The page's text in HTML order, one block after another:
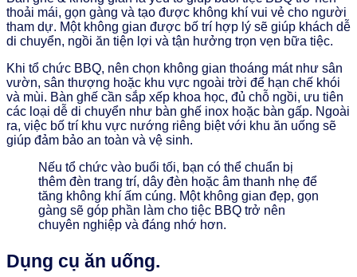
thoải mái, gọn gàng và tạo được không khí vui vẻ cho người
tham dự. Một không gian được bố trí hợp lý sẽ giúp khách dễ
di chuyển, ngồi ăn tiện lợi và tận hưởng trọn vẹn bữa tiệc.
Khi tổ chức BBQ, nên chọn không gian thoáng mát như sân
vườn, sân thượng hoặc khu vực ngoài trời để hạn chế khói
và mùi. Bàn ghế cần sắp xếp khoa học, đủ chỗ ngồi, ưu tiên
các loại dễ di chuyển như bàn ghế inox hoặc bàn gấp. Ngoài
ra, việc bố trí khu vực nướng riêng biệt với khu ăn uống sẽ
giúp đảm bảo an toàn và vệ sinh.
Nếu tổ chức vào buổi tối, bạn có thể chuẩn bị
thêm đèn trang trí, dây đèn hoặc âm thanh nhẹ để
tăng không khí ấm cúng. Một không gian đẹp, gọn
gàng sẽ góp phần làm cho tiệc BBQ trở nên
chuyên nghiệp và đáng nhớ hơn.
Dụng cụ ăn uống.